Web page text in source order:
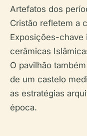
Artefatos dos
Cristão refletem a
Exposições-chave
cerâmicas
O pavilhão
de um castelo
as estratégias
época.